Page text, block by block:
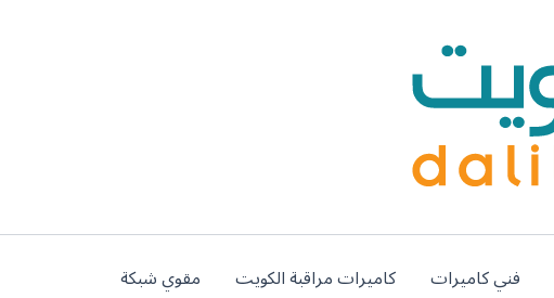
فني كاميرات كاميرات مراقبة الكويت مقوي شبكة